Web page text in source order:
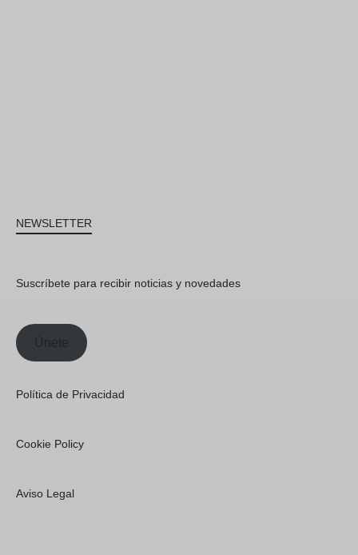
NEWSLETTER
Suscríbete para recibir noticias y novedades
Únete
Política de Privacidad
Cookie Policy
Aviso Legal